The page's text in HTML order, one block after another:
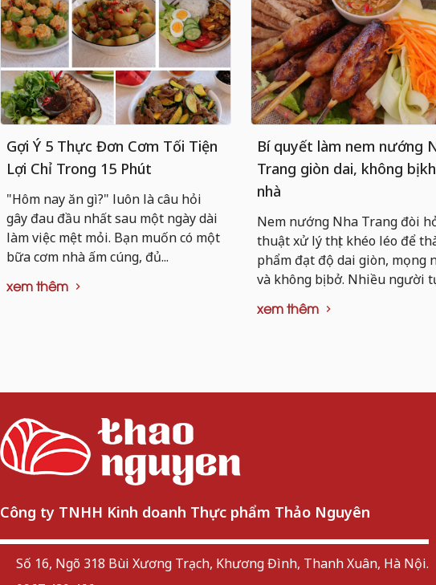
Gợi Ý 5 Thực Đơn Cơm Tối Tiện
Lợi Chỉ Trong 15 Phút
"Hôm nay ăn gì?" luôn là câu hỏi
gây đau đầu nhất sau một ngày dài
làm việc mệt mỏi. Bạn muốn có một
bữa cơm nhà ấm cúng, đủ...
xem thêm
Bí quyết làm nem nướng
Trang giòn dai, không bị
nhà
Nem nướng Nha Trang đòi
thuật xử lý thịt khéo léo để
phẩm đạt độ dai giòn, mọng
và không bị bở. Nhiều người
xem thêm
Công ty TNHH Kinh doanh Thực phẩm Thảo Nguyên
Số 16, Ngõ 318 Bùi Xương Trạch, Khương Đình, Thanh Xuân, Hà Nội.